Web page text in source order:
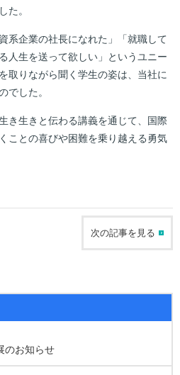
た。
系企業の社長になれた」「就職して
人生を送って欲しい」というユニー
取りながら聞く学生の姿は、当社に
でした。
き生きと伝わる講義を通じて、国際
ことの喜びや困難を乗り越える勇気
次の記事を見る
のお知らせ